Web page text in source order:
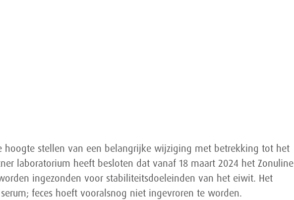
stellen van een belangrijke wijziging met betrekking tot het
laboratorium heeft besloten dat vanaf 18 maart 2024 het Zonuline
ingezonden voor stabiliteitsdoeleinden van het eiwit. Het
feces hoeft vooralsnog niet ingevroren te worden.